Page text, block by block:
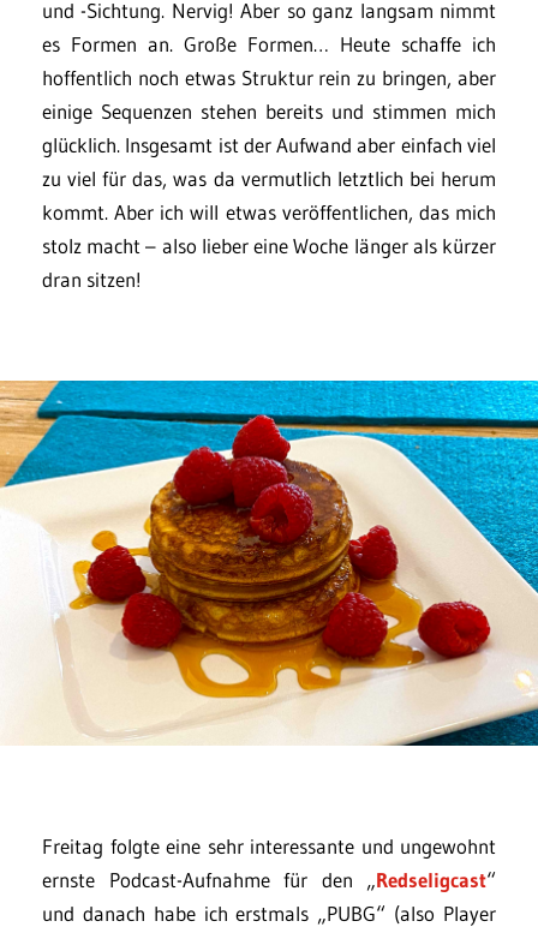
und -Sichtung. Nervig! Aber so ganz langsam nimmt
es Formen an. Große Formen… Heute schaffe ich
hoffentlich noch etwas Struktur rein zu bringen, aber
einige Sequenzen stehen bereits und stimmen mich
glücklich. Insgesamt ist der Aufwand aber einfach viel
zu viel für das, was da vermutlich letztlich bei herum
kommt. Aber ich will etwas veröffentlichen, das mich
stolz macht – also lieber eine Woche länger als kürzer
dran sitzen!
Freitag folgte eine sehr interessante und ungewohnt
ernste Podcast-Aufnahme für den „Redseligcast“
und danach habe ich erstmals „PUBG“ (also Player